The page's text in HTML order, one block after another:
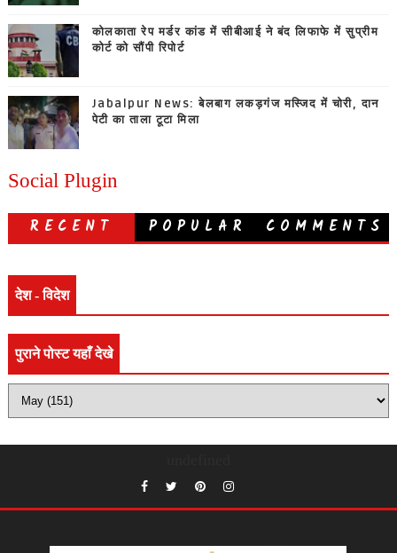
कोलकाता रेप मर्डर कांड में सीबीआई ने बंद लिफाफे में सुप्रीम
कोर्ट को सौंपी रिपोर्ट
Jabalpur News: बेलबाग लकड़गंज मस्जिद में चोरी, दान
पेटी का ताला टूटा मिला
Social Plugin
RECENT POPULAR COMMENTS
देश - विदेश
पुराने पोस्ट यहाँ देखे